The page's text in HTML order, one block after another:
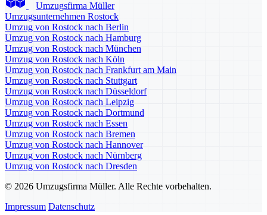
Umzugsfirma Müller
Umzugsunternehmen Rostock
Umzug von Rostock nach Berlin
Umzug von Rostock nach Hamburg
Umzug von Rostock nach München
Umzug von Rostock nach Köln
Umzug von Rostock nach Frankfurt am Main
Umzug von Rostock nach Stuttgart
Umzug von Rostock nach Düsseldorf
Umzug von Rostock nach Leipzig
Umzug von Rostock nach Dortmund
Umzug von Rostock nach Essen
Umzug von Rostock nach Bremen
Umzug von Rostock nach Hannover
Umzug von Rostock nach Nürnberg
Umzug von Rostock nach Dresden
© 2026 Umzugsfirma Müller. Alle Rechte vorbehalten.
Impressum Datenschutz